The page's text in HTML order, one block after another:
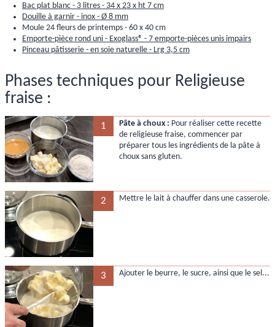
Bac plat blanc - 3 litres - 34 x 23 x ht 7 cm
Douille à garnir - inox - Ø 8 mm
Moule 24 fleurs de printemps - 60 x 40 cm
Emporte-pièce rond uni - Exoglass® - 7 emporte-pièces unis impairs
Pinceau pâtisserie - en soie naturelle - Lrg 3,5 cm
Phases techniques pour Religieuse
fraise :
1 Pâte à choux : Pour réaliser cette recette
de religieuse fraise, commencer par
préparer tous les ingrédients de la pâte à
choux sans gluten.
2 Mettre le lait à chauffer dans une casserole.
3 Ajouter le beurre, le sucre, ainsi que le sel...